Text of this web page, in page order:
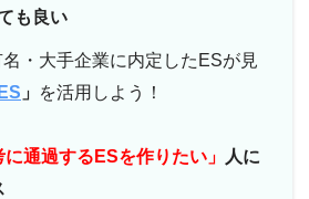
も良い
・大手企業に内定したESが見
」 を活用しよう！
に通過するESを作りたい」
人に